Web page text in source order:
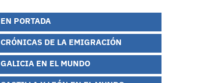
EN PORTADA
CRÓNICAS DE LA EMIGRACIÓN
GALICIA EN EL MUNDO